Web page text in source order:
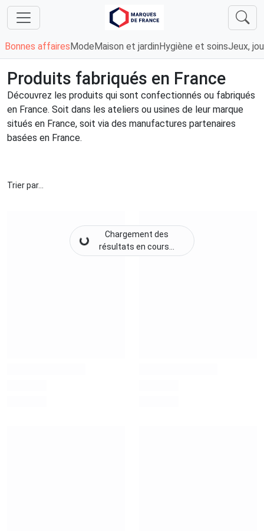
Bonnes affaires Mode Maison et jardin Hygiène et soinsJeux,
Produits fabriqués en France
Découvrez les produits qui sont confectionnés ou fabriqués
en France. Soit dans les ateliers ou usines de leur marque
situés en France, soit via des manufactures partenaires
basées en France.
Trier par...
Chargement des
résultats en cours...